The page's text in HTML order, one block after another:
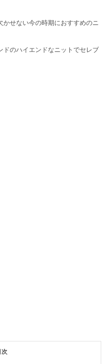
せない今の時期におすすめのニ
ドのハイエンドなニットでセレブ
次